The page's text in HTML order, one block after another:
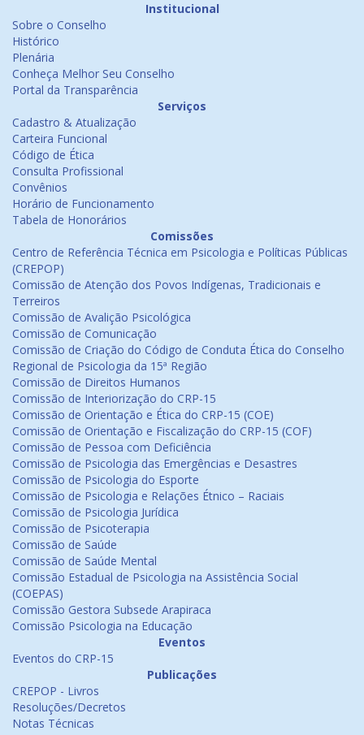
Institucional
Sobre o Conselho
Histórico
Plenária
Conheça Melhor Seu Conselho
Portal da Transparência
Serviços
Cadastro & Atualização
Carteira Funcional
Código de Ética
Consulta Profissional
Convênios
Horário de Funcionamento
Tabela de Honorários
Comissões
Centro de Referência Técnica em Psicologia e Políticas Públicas
(CREPOP)
Comissão de Atenção dos Povos Indígenas, Tradicionais e
Terreiros
Comissão de Avalição Psicológica
Comissão de Comunicação
Comissão de Criação do Código de Conduta Ética do Conselho
Regional de Psicologia da 15ª Região
Comissão de Direitos Humanos
Comissão de Interiorização do CRP-15
Comissão de Orientação e Ética do CRP-15 (COE)
Comissão de Orientação e Fiscalização do CRP-15 (COF)
Comissão de Pessoa com Deficiência
Comissão de Psicologia das Emergências e Desastres
Comissão de Psicologia do Esporte
Comissão de Psicologia e Relações Étnico – Raciais
Comissão de Psicologia Jurídica
Comissão de Psicoterapia
Comissão de Saúde
Comissão de Saúde Mental
Comissão Estadual de Psicologia na Assistência Social
(COEPAS)
Comissão Gestora Subsede Arapiraca
Comissão Psicologia na Educação
Eventos
Eventos do CRP-15
Publicações
CREPOP - Livros
Resoluções/Decretos
Notas Técnicas